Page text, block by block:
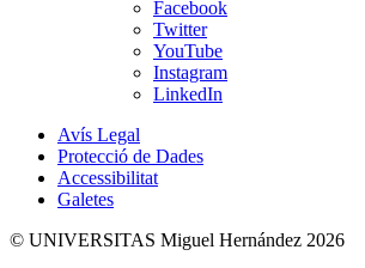
Facebook
Twitter
YouTube
Instagram
LinkedIn
Avís Legal
Protecció de Dades
Accessibilitat
Galetes
© UNIVERSITAS Miguel Hernández 2026